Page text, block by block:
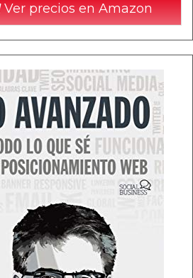
Ver precios en Amazon